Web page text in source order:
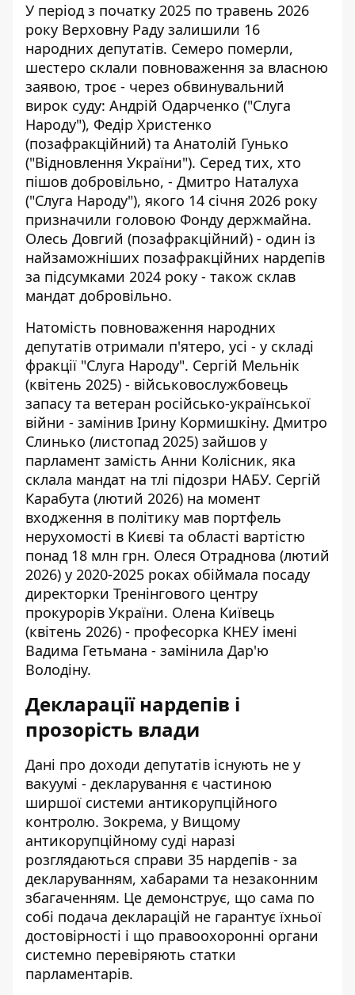
У період з початку 2025 по травень 2026
року Верховну Раду залишили 16
народних депутатів. Семеро померли,
шестеро склали повноваження за власною
заявою, троє - через обвинувальний
вирок суду: Андрій Одарченко ("Слуга
Народу"), Федір Христенко
(позафракційний) та Анатолій Гунько
("Відновлення України"). Серед тих, хто
пішов добровільно, - Дмитро Наталуха
("Слуга Народу"), якого 14 січня 2026 року
призначили головою Фонду держмайна.
Олесь Довгий (позафракційний) - один із
найзаможніших позафракційних нардепів
за підсумками 2024 року - також склав
мандат добровільно.
Натомість повноваження народних
депутатів отримали п'ятеро, усі - у складі
фракції "Слуга Народу". Сергій Мельнік
(квітень 2025) - військовослужбовець
запасу та ветеран російсько-української
війни - замінив Ірину Кормишкіну. Дмитро
Слинько (листопад 2025) зайшов у
парламент замість Анни Колісник, яка
склала мандат на тлі підозри НАБУ. Сергій
Карабута (лютий 2026) на момент
входження в політику мав портфель
нерухомості в Києві та області вартістю
понад 18 млн грн. Олеся Отраднова (лютий
2026) у 2020-2025 роках обіймала посаду
директорки Тренінгового центру
прокурорів України. Олена Київець
(квітень 2026) - професорка КНЕУ імені
Вадима Гетьмана - замінила Дар'ю
Володіну.
Декларації нардепів і
прозорість влади
Дані про доходи депутатів існують не у
вакуумі - декларування є частиною
ширшої системи антикорупційного
контролю. Зокрема, у Вищому
антикорупційному суді наразі
розглядаються справи 35 нардепів - за
декларуванням, хабарами та незаконним
збагаченням. Це демонструє, що сама по
собі подача декларацій не гарантує їхньої
достовірності і що правоохоронні органи
системно перевіряють статки
парламентарів.